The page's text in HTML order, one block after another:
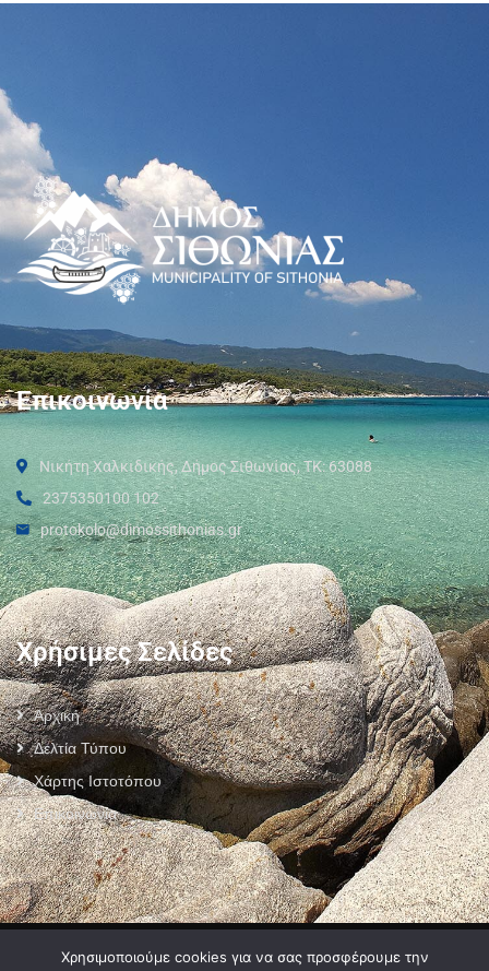
Επικοινωνία
Νικήτη Χαλκιδικής, Δήμος Σιθωνίας, ΤΚ: 63088
2375350100 102
protokolo@dimossithonias.gr
Χρήσιμες Σελίδες
Αρχική
Δελτία Τύπου
Χάρτης Ιστοτόπου
Επικοινωνία
Χρησιμοποιούμε cookies για να σας προσφέρουμε την